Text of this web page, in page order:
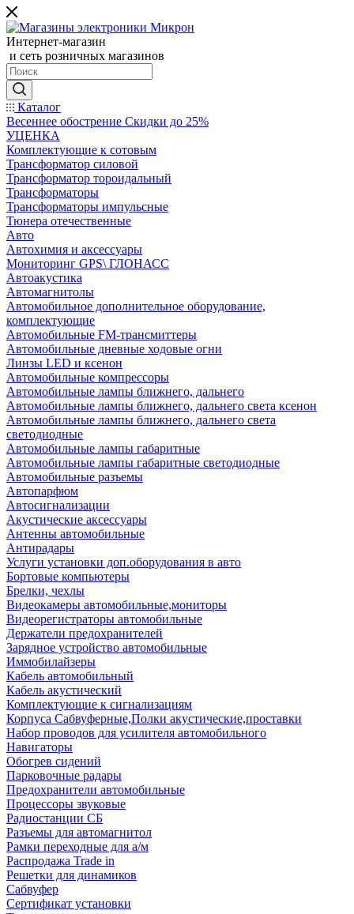
Интернет-магазин
и сеть розничных магазинов
Каталог
Весеннее обострение Скидки до 25%
УЦЕНКА
Комплектующие к сотовым
Трансформатор силовой
Трансформатор тороидальный
Трансформаторы
Трансформаторы импульсные
Тюнера отечественные
Авто
Автохимия и аксессуары
Мониторинг GPS\ ГЛОНАСС
Автоакустика
Автомагнитолы
Автомобильное дополнительное оборудование,
комплектующие
Автомобильные FM-трансмиттеры
Автомобильные дневные ходовые огни
Линзы LED и ксенон
Автомобильные компрессоры
Автомобильные лампы ближнего, дальнего
Автомобильные лампы ближнего, дальнего света ксенон
Автомобильные лампы ближнего, дальнего света
светодиодные
Автомобильные лампы габаритные
Автомобильные лампы габаритные светодиодные
Автомобильные разъемы
Автопарфюм
Автосигнализации
Акустические аксессуары
Антенны автомобильные
Антирадары
Услуги установки доп.оборудования в авто
Бортовые компьютеры
Брелки, чехлы
Видеокамеры автомобильные,мониторы
Видеорегистраторы автомобильные
Держатели предохранителей
Зарядное устройство автомобильные
Иммобилайзеры
Кабель автомобильный
Кабель акустический
Комплектующие к сигнализациям
Корпуса Сабвуферные,Полки акустические,проставки
Набор проводов для усилителя автомобильного
Навигаторы
Обогрев сидений
Парковочные радары
Предохранители автомобильные
Процессоры звуковые
Радиостанции СБ
Разъемы для автомагнитол
Рамки переходные для а/м
Распродажа Trade in
Решетки для динамиков
Сабвуфер
Сертификат установки